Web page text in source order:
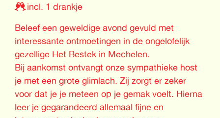
incl. 1 drankje
Beleef een geweldige avond gevuld met
interessante ontmoetingen in de ongelofelijk
gezellige Het Bestek in Mechelen.
Bij aankomst ontvangt onze sympathieke host
je met een grote glimlach. Zij zorgt er zeker
voor dat je je meteen op je gemak voelt. Hierna
leer je gegarandeerd allemaal fijne en